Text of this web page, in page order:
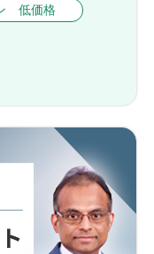
低価格